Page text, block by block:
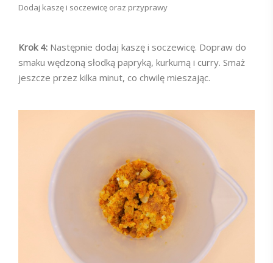
Dodaj kaszę i soczewicę oraz przyprawy
Krok 4: Następnie dodaj kaszę i soczewicę. Dopraw do
smaku wędzoną słodką papryką, kurkumą i curry. Smaż
jeszcze przez kilka minut, co chwilę mieszając.